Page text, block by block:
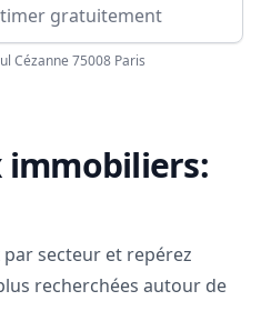
Cézanne 75008 Paris
immobiliers:
secteur et repérez
recherchées autour de